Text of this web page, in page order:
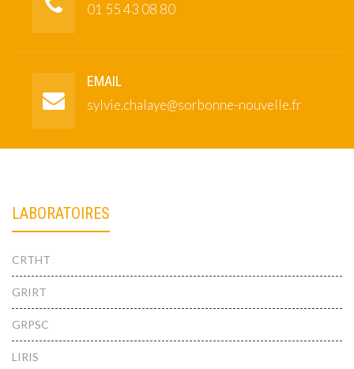
01 55 43 08 80
EMAIL
sylvie.chalaye@sorbonne-nouvelle.fr
LABORATOIRES
CRTHT
GRIRT
GRPSC
LIRIS